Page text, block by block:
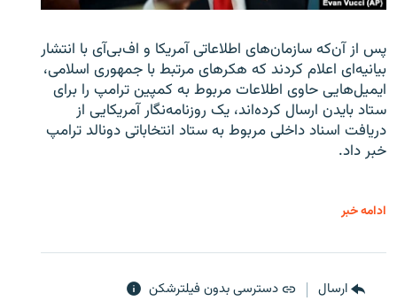
پس از آن‌که سازمان‌های اطلاعاتی آمریکا و اف‌بی‌آی با انتشار
بیانیه‌ای اعلام کردند که هکرهای مرتبط با جمهوری اسلامی،
ایمیل‌هایی حاوی اطلاعات مربوط به کمپین ترامپ را برای
ستاد بایدن ارسال کرده‌اند، یک روزنامه‌نگار آمریکایی از
دریافت اسناد داخلی مربوط به ستاد انتخاباتی دونالد ترامپ
خبر داد.
ادامه خبر
ارسال دسترسی بدون فیلترشکن